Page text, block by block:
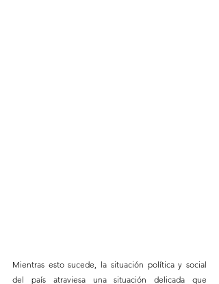
Mientras esto sucede, la situación política y social
del país atraviesa una situación delicada que